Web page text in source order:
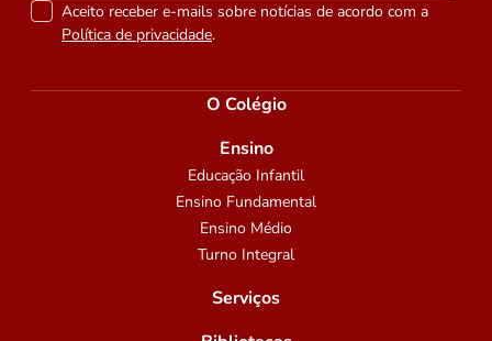
O Colégio
Ensino
Educação Infantil
Ensino Fundamental
Ensino Médio
Turno Integral
Serviços
Aceito receber e-mails sobre notícias de acordo com a
Política de privacidade.